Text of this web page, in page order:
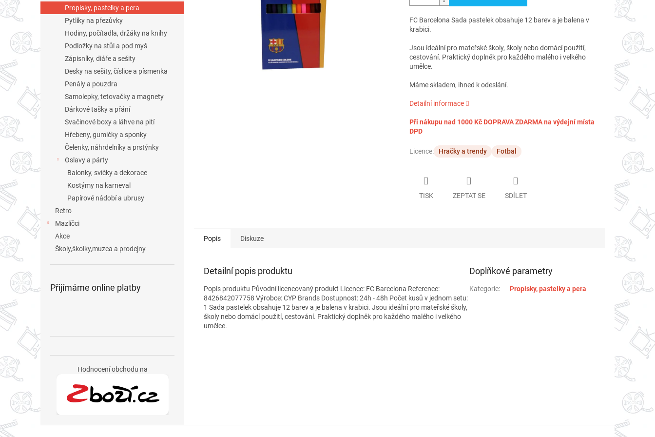
n
e
Propisky, pastelky a pera
Pytlíky na přezůvky
Hodiny, počítadla, držáky na knihy
Podložky na stůl a pod myš
Zápisníky, diáře a sešity
Desky na sešity, číslice a písmenka
Penály a pouzdra
Samolepky, tetovačky a magnety
Dárkové tašky a přání
Svačinové boxy a láhve na pití
Hřebeny, gumičky a sponky
Čelenky, náhrdelníky a prstýnky
Oslavy a párty
Balonky, svíčky a dekorace
Kostýmy na karneval
Papírové nádobí a ubrusy
Retro
Mazlíčci
Akce
Školy,školky,muzea a prodejny
Přijímáme online platby
Hodnocení obchodu na
FC Barcelona Sada pastelek obsahuje 12 barev a je balena v
krabici.
Jsou ideální pro mateřské školy, školy nebo domácí použití,
cestování. Praktický doplněk pro každého malého i velkého
umělce.
Máme skladem, ihned k odeslání.
Detailní informace
Při nákupu nad 1000 Kč DOPRAVA ZDARMA na výdejní místa
DPD
Licence: Hračky a trendy Fotbal
TISK ZEPTAT SE SDÍLET
Popis Diskuze
Detailní popis produktu
Popis produktu Původní licencovaný produkt Licence: FC Barcelona Reference:
8426842077758 Výrobce: CYP Brands Dostupnost: 24h - 48h Počet kusů v jednom setu:
1 Sada pastelek obsahuje 12 barev a je balena v krabici. Jsou ideální pro mateřské školy,
školy nebo domácí použití, cestování. Praktický doplněk pro každého malého i velkého
umělce.
Doplňkové parametry
Kategorie: Propisky, pastelky a pera
Z